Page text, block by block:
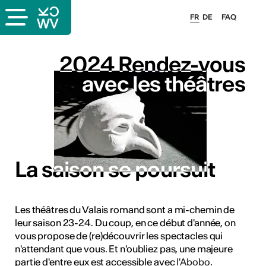
FAQ
FR DE
2024 Rendez-vous
avec les théâtres
La saison se poursuit
2024 Rendez-vous
avec les théâtres
La saison se poursuit
Les théâtres du Valais romand sont a mi-chemin de
leur saison 23-24. Du coup, en ce début d'année, on
vous propose de (re)découvrir les spectacles qui
n'attendant que vous. Et n'oubliez pas, une majeure
partie d'entre eux est accessible avecl'Abobo.